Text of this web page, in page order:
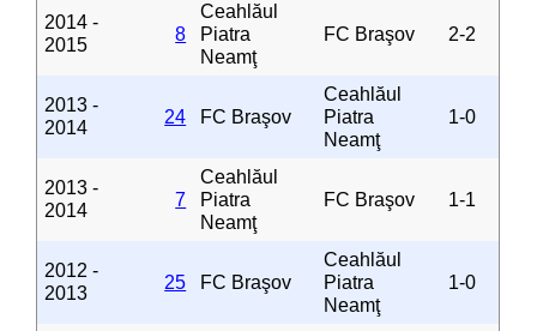
2014 -
2015
8
Ceahlăul
Piatra
Neamţ
FC Braşov 2-2
2013 -
2014
24 FC Braşov
Ceahlăul
Piatra
Neamţ
1-0
2013 -
2014
7
Ceahlăul
Piatra
Neamţ
FC Braşov 1-1
2012 -
2013
25 FC Braşov
Ceahlăul
Piatra
Neamţ
1-0